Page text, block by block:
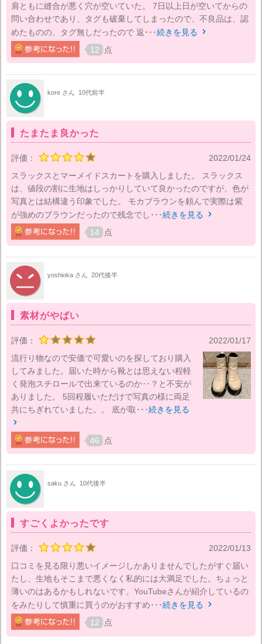
肩ともに縫合が悪く穴が空いていた。 7日以上日が空いてからの
問い合わせであり、タグも破棄してしまったので、不良品は、認
めたものの、タグ無しだったので 返･･･続きを見る 
12 点
kore さん 10代前半
たまたま良かった
評価：
2022/01/24
スラックスとマーメイドスカートを購入しました。 スラックス
は、値段の割に生地はしっかりしていて良かったのですが、色が
写真とは結構違う印象でした。 モカブラウンを頼んで実際は紫
が強めのブラウンだったので残念でし･･･続きを見る 
14 点
yoshioka さん 20代後半
素材がやばい
評価：
2022/01/17
流行り物なので安価で可愛いのを探しており購入
してみました。届いた時から靴とは思えない程軽
く発泡スチロールで出来ているのか‥？と不安が
ありました。 5回程履いただけで写真の様に両足
共にちぎれていました。。 底が取･･･続きを見る

46 点
saku さん 10代後半
すごくよかったです
評価：
2022/01/13
口コミを見る限り悪いイメージしかありませんでしたがすぐ届い
たし、生地もそこまで悪くなく私的には大満足でした。ちょっと
薄いのはあるかもしれないです。YouTubeさんが紹介しているの
をみたりして慎重に買うのがおすすめ･･･続きを見る 
12 点